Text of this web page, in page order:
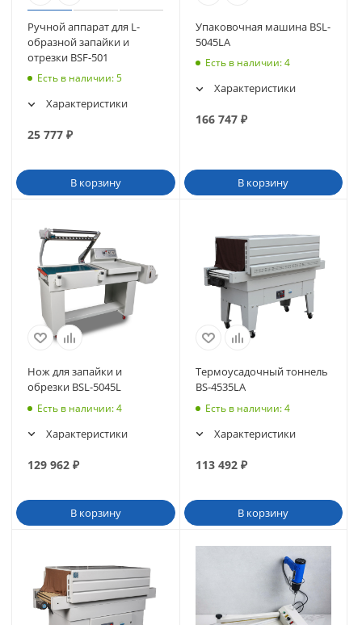
Ручной аппарат для L-
образной запайки и
отрезки BSF-501
Есть в наличии: 5
Характеристики
25 777 ₽
В корзину
Упаковочная машина BSL-
5045LA
Есть в наличии: 4
Характеристики
166 747₽
В корзину
Нож для запайки и
обрезки BSL-5045L
Есть в наличии: 4
Характеристики
129 962 ₽
В корзину
Термоусадочный тоннель
BS-4535LA
Есть в наличии: 4
Характеристики
113 492₽
В корзину